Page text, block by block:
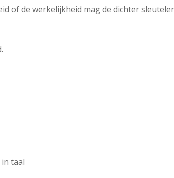
of de werkelijkheid mag de dichter
taal